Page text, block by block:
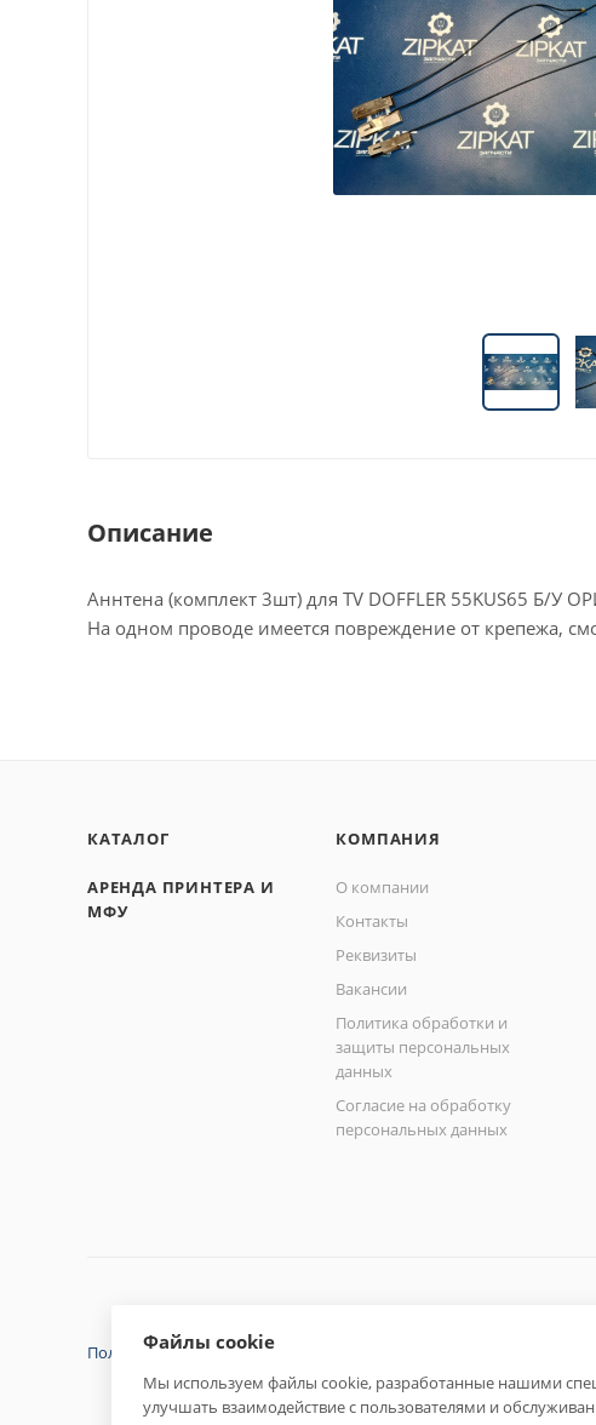
Описание
Аннтена (комплект 3шт) для TV DOFFLER 55KUS65 Б/У
На одном проводе имеется повреждение от крепежа,
КАТАЛОГ
АРЕНДА ПРИНТЕРА И
МФУ
КОМПАНИЯ
О компании
Контакты
Реквизиты
Вакансии
Политика обработки и
защиты персональных
данных
Согласие на обработку
персональных данных
Политика конфиденциальности
Файлы cookie
Мы используем файлы cookie, разработанные нашими
улучшать взаимодействие с пользователями и